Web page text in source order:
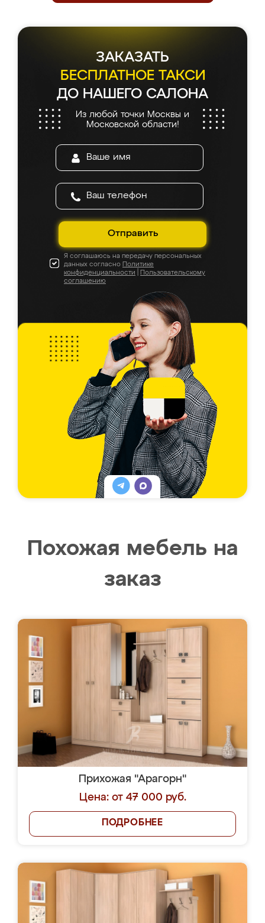
ЗАКАЗАТЬ
БЕСПЛАТНОЕ ТАКСИ
ДО НАШЕГО САЛОНА
Из любой точки Москвы и
Московской области!
Отправить
Я соглашаюсь на передачу персональных
данных согласно Политике
конфиденциальности
Пользовательскому
соглашению
Похожая мебель на
заказ
Прихожая "Арагорн"
Цена: от 47 000 руб.
ПОДРОБНЕЕ